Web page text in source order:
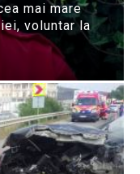
mai mare
voluntar la